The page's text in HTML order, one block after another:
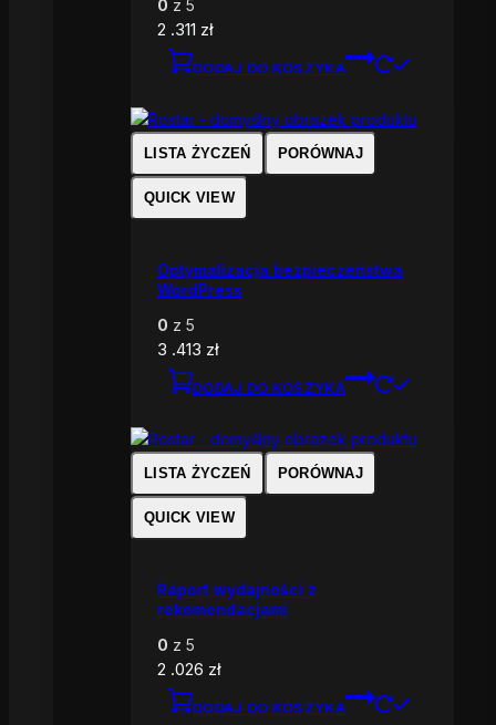
0 z 5
2 .311 zł
DODAJ DO KOSZYKA
LISTA ŻYCZEŃ PORÓWNAJ
QUICK VIEW
Optymalizacja bezpieczeństwa
WordPress
0 z 5
3 .413 zł
DODAJ DO KOSZYKA
LISTA ŻYCZEŃ PORÓWNAJ
QUICK VIEW
Raport wydajności z
rekomendacjami
0 z 5
2 .026 zł
DODAJ DO KOSZYKA